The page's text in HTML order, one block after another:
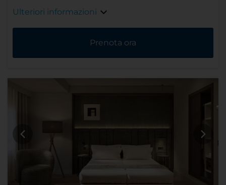
Ulteriori informazioni
Prenota ora